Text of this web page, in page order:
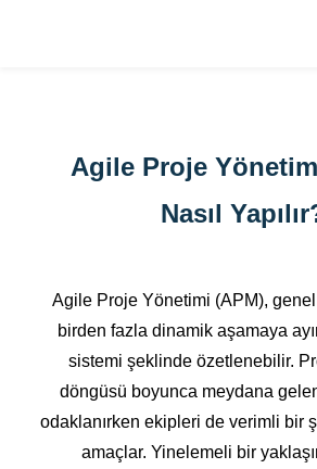
Agile Proje
Nasıl
Agile Proje Yönetimi (APM),
birden fazla dinamik aşamaya
sistemi şeklinde özetlenebilir.
döngüsü boyunca meydana
odaklanırken ekipleri de verimli bir
amaçlar. Yinelemeli bir